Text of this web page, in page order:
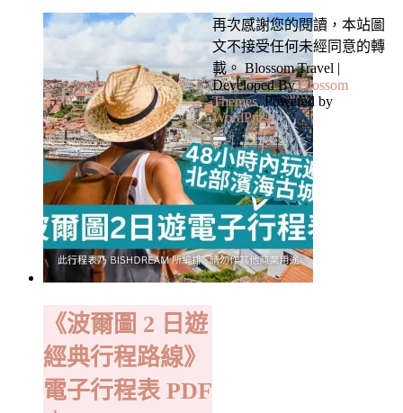
《波爾圖 2 日遊
經典行程路線》
電子行程表 PDF
再次感謝您的閱讀，本站圖
文不接受任何未經同意的轉
載。 Blossom Travel |
Developed ByBlossom
Themes. Powered by
WordPress.